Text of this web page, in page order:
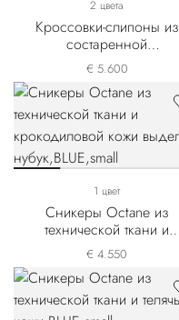
2 цвета
Кроссовки-слипоны из
состаренной
крокодиловой кожи
€ 5.600
1 цвет
Сникеры Octane из
технической ткани и
крокодиловой кожи
выделки нубук
€ 4.550